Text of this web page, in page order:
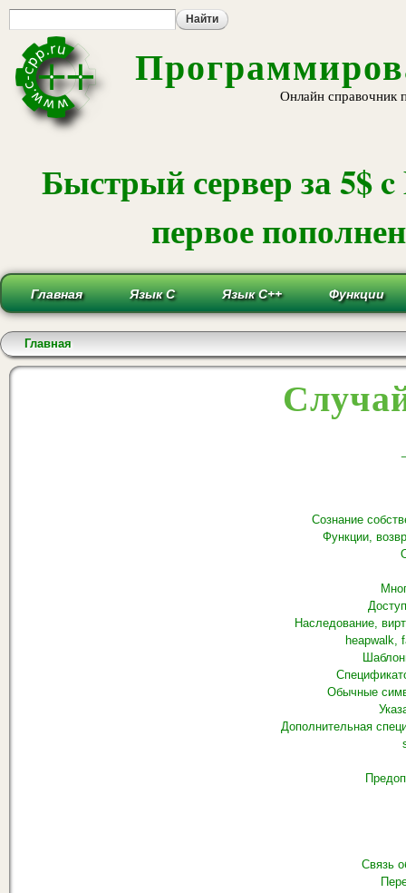
Онлайн справочник
Быстрый сервер за 5$
первое
Главная Язык С Язык С++ Функции
Вы здесь
Главная
Сознание
Функции,
Наследование,
heapwalk,
Обычные
Дополнительная
Связь